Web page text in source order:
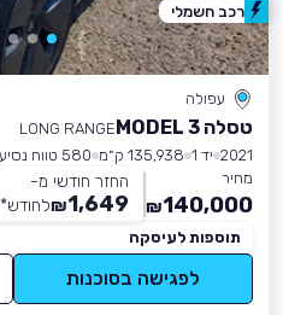
עפולה
טסלה MODEL 3
LONG RANGE
2021 יד 1 135,938 ק״מ
580 טווח נסיעה
מחיר
140,000
₪
החזר חודשי מ-
1,649
₪לחודש*
תוספות לעיסקה
לפגישה בסוכנות
רכב חשמלי